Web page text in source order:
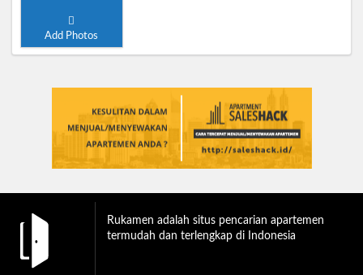
Add Photos
Rukamen adalah situs pencarian apartemen
termudah dan terlengkap di Indonesia